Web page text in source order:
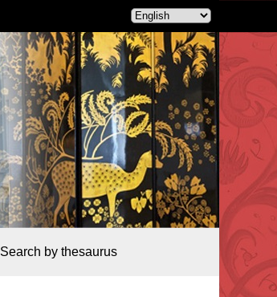
Search by thesaurus